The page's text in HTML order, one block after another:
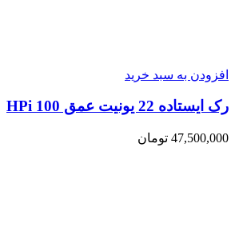
افزودن به سبد خرید
رک ایستاده 22 یونیت عمق 100 HPi
47,500,000 تومان